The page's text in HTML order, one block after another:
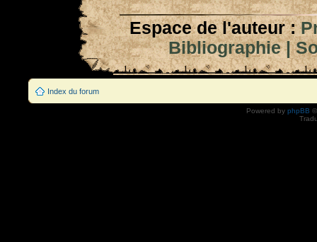
Espace de l'auteur :
Bibliographie|
Index du forum
Powered by phpBB